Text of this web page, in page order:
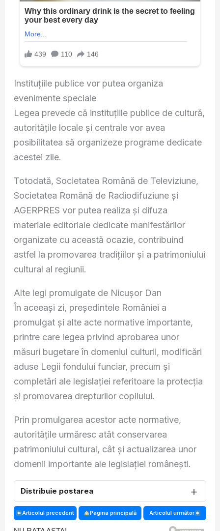
Instituțiile publice vor putea organiza
evenimente speciale
Legea prevede că instituțiile publice de cultură,
autoritățile locale și centrale vor avea
posibilitatea să organizeze programe dedicate
acestei zile.
Totodată, Societatea Română de Televiziune,
Societatea Română de Radiodifuziune și
AGERPRES vor putea realiza și difuza
materiale editoriale dedicate manifestărilor
organizate cu această ocazie, contribuind
astfel la promovarea tradițiilor și a patrimoniului
cultural al regiunii.
Alte legi promulgate de Nicușor Dan
În aceeași zi, președintele României a
promulgat și alte acte normative importante,
printre care legea privind aprobarea unor
măsuri bugetare în domeniul culturii, modificări
aduse Legii fondului funciar, precum și
completări ale legislației referitoare la protecția
și promovarea drepturilor copilului.
Prin promulgarea acestor acte normative,
autoritățile urmăresc atât conservarea
patrimoniului cultural, cât și actualizarea unor
domenii importante ale legislației românești.
Distribuie postarea ＋
Articolul precedent Pagina principală Articolul următor